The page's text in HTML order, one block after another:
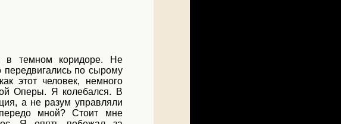
в темном коридоре. Не
по сырому
этот человек, немного
Оперы. Я колебался. В
а не разум управляли
мной? Стоит мне